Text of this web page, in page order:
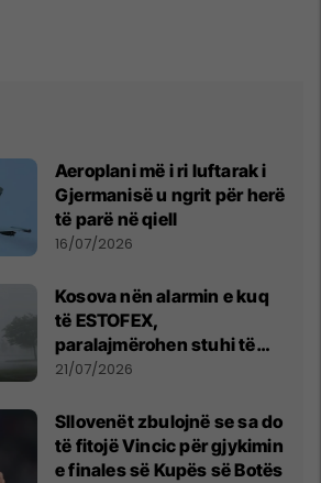
Aeroplani më i ri luftarak i
Gjermanisë u ngrit për herë
të parë në qiell
16/07/2026
Kosova nën alarmin e kuq
të ESTOFEX,
paralajmërohen stuhi të
fuqishme me breshër dhe
21/07/2026
Sllovenët zbulojnë se sa do
të fitojë Vincic për gjykimin
e finales së Kupës së Botës